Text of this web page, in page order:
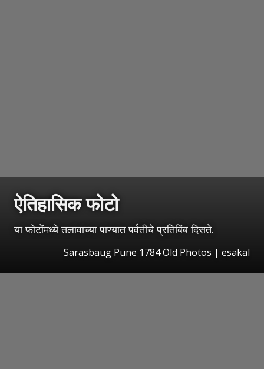
ऐतिहासिक फोटो
या फोटोंमध्ये तलावाच्या पाण्यात पर्वतीचे प्रतिबिंब दिसते.
Sarasbaug Pune 1784 Old Photos | esakal